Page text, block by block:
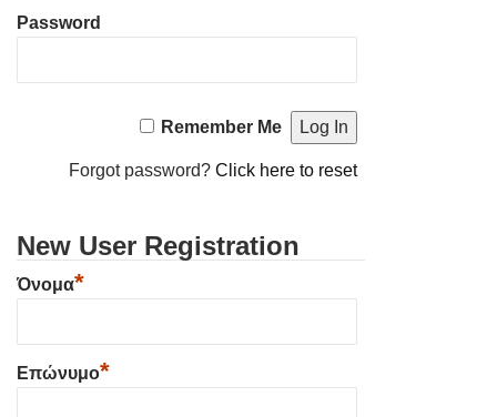
Password
Remember Me
Forgot password?Click here to reset
New User Registration
Όνομα*
Επώνυμο*